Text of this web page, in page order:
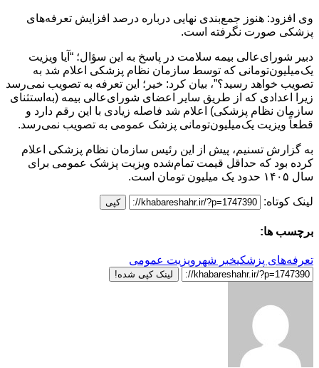
وی افزود: هنوز جمع‌بندی نهایی درباره درصد افزایش تعرفه‌های
پزشکی صورت نگرفته است.
دبیر شورای‌عالی بیمه سلامت در پاسخ به این سؤال؛ “آیا ویزیت
یک‌میلیون‌تومانی که توسط سازمان نظام پزشکی اعلام شد به
تصویب خواهد رسید؟”، بیان کرد: خیر؛‌ این تعرفه به تصویب نمی‌رسد
زیرا اعدادی که از طریق سایر اعضای شورای‌عالی بیمه (به‌استثنای
سازمان نظام پزشکی) اعلام شد فاصله زیادی با این رقم دارد و
قطعاً ویزیت یک‌میلیون‌تومانی پزشک عمومی به تصویب نمی‌رسد.
به گزارش تسنیم، پیش از این رئیس سازمان نظام پزشکی اعلام
کرده بود که حداقل قیمت تمام‌شده ویزیت پزشک عمومی برای
سال ۱۴۰۵ حدود یک میلیون تومان است.
لینک کوتاه: کپی
برچسب ها:
تعرفه‌های پزشکیخبر شهر ویزیت عمومی
لینک کپی شده!